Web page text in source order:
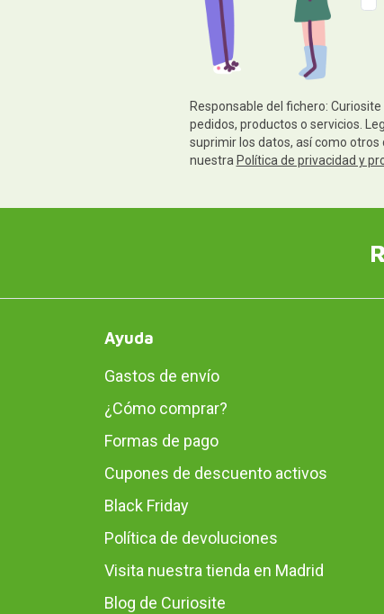
Responsable del fichero:
pedidos, productos o servicios.
suprimir los datos, así como
nuestra Política de privacidad y
Ayuda
Gastos de envío
¿Cómo comprar?
Formas de pago
Cupones de descuento activos
Black Friday
Política de devoluciones
Visita nuestra tienda en Madrid
Blog de Curiosite